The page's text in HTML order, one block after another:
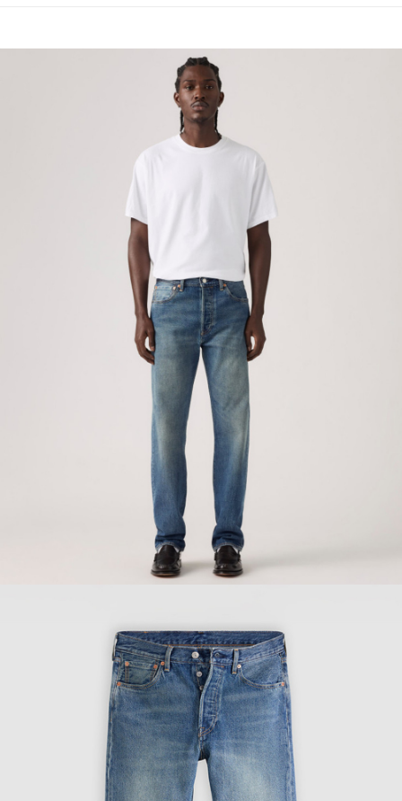
資料（包含姓名、電話或地址）提供予台灣大哥大進項蒐集、處理及利用，
由本公司與您本人進行分期帳單所需資料之確認、核對及更正。
3.完整用戶服務條款，請詳閱以下連結：https://oppay.tw/userRule
每筆NT$100，滿NT$1,000(含以上)免運費